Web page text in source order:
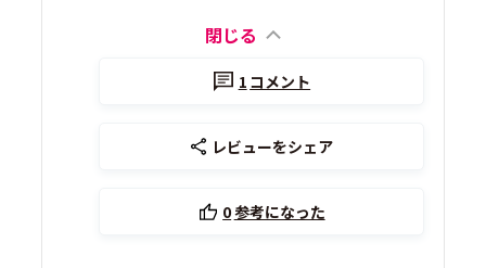
閉じる
1 コメント
レビューをシェア
0参考になった